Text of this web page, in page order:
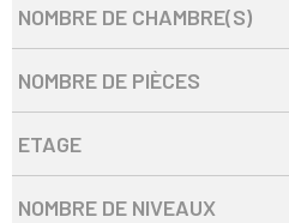
NOMBRE DE CHAMBRE(S)
NOMBRE DE PIÈCES
ETAGE
NOMBRE DE NIVEAUX